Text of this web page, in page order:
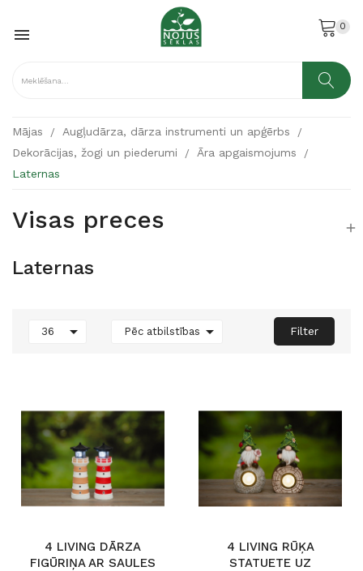
 0
Mājas
Augļudārza, dārza instrumenti un apģērbs
Dekorācijas, žogi un piederumi
Āra apgaismojums
Laternas
Visas preces 
Laternas
36  Pēc atbilstības  Filter
4 LIVING DĀRZA
FIGŪRIŅA AR SAULES
4 LIVING RŪĶA
STATUETE UZ